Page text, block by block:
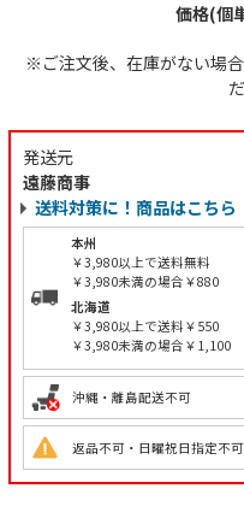
価格(個
※ご注文後、在庫がない場
発送元
遠藤商事
送料対策に！商品はこちら
本州
￥3,980以上で送料無料
￥3,980未満の場合￥880
北海道
￥3,980以上で送料￥550
￥3,980未満の場合￥1,100
沖縄・離島配送不可
返品不可・日曜祝日指定不可